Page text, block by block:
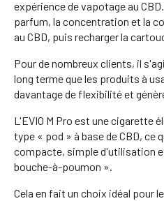
expérience de vapotage au
parfum, la concentration et la
au CBD, puis recharger la
Pour de nombreux clients, il
long terme que les produits à
davantage de flexibilité et
L'EVIO M Pro est une cigarette
type « pod » à base de CBD, ce
compacte, simple d'utilisation
bouche-à-poumon ».
Cela en fait un choix idéal pour